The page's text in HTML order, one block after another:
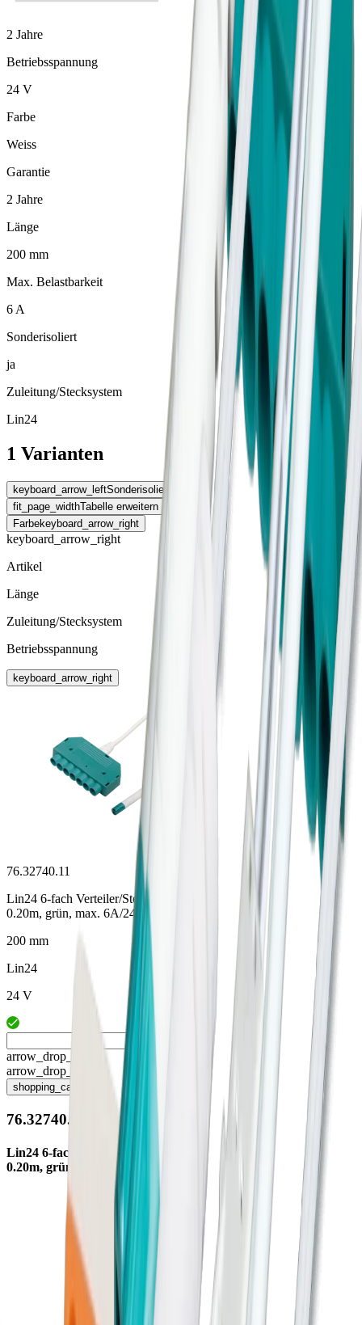
2 Jahre
Betriebsspannung
24 V
Farbe
Weiss
Garantie
2 Jahre
Länge
200 mm
Max. Belastbarkeit
6 A
Sonderisoliert
ja
Zuleitung/Stecksystem
Lin24
1 Varianten
keyboard_arrow_leftSonderisoliert
fit_page_widthTabelle erweitern
Farbekeyboard_arrow_right
keyboard_arrow_right
Artikel
Länge
Zuleitung/Stecksystem
Betriebsspannung
keyboard_arrow_right
76.32740.11
Lin24 6-fach Verteiler/Stecker
0.20m, grün, max. 6A/24V DC
200 mm
Lin24
24 V
arrow_drop_up
arrow_drop_down
shopping_cart
76.32740.11
Lin24 6-fach Verteiler/Stecker
0.20m, grün, max. 6A/24V DC